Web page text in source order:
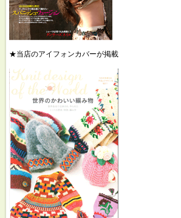
★当店のアイフォンカバーが掲載